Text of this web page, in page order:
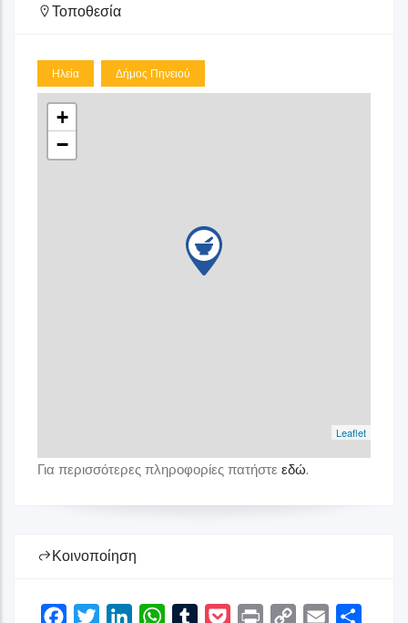
Τοποθεσία
Ηλεία Δήμος Πηνειού
+
−
Leaflet
Για περισσότερες πληροφορίες πατήστε εδώ.
Κοινοποίηση
FacebookTwitterLinkedInWhatsAppTumblrPocketPrint Copy Email